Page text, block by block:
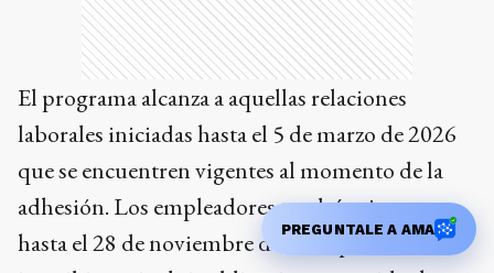
El programa alcanza a aquellas relaciones
laborales iniciadas hasta el 5 de marzo de 2026
que se encuentren vigentes al momento de la
adhesión. Los empleadores tendrán tiempo
hasta el 28 de noviembre de 2026 para
PREGUNTALE A AMA